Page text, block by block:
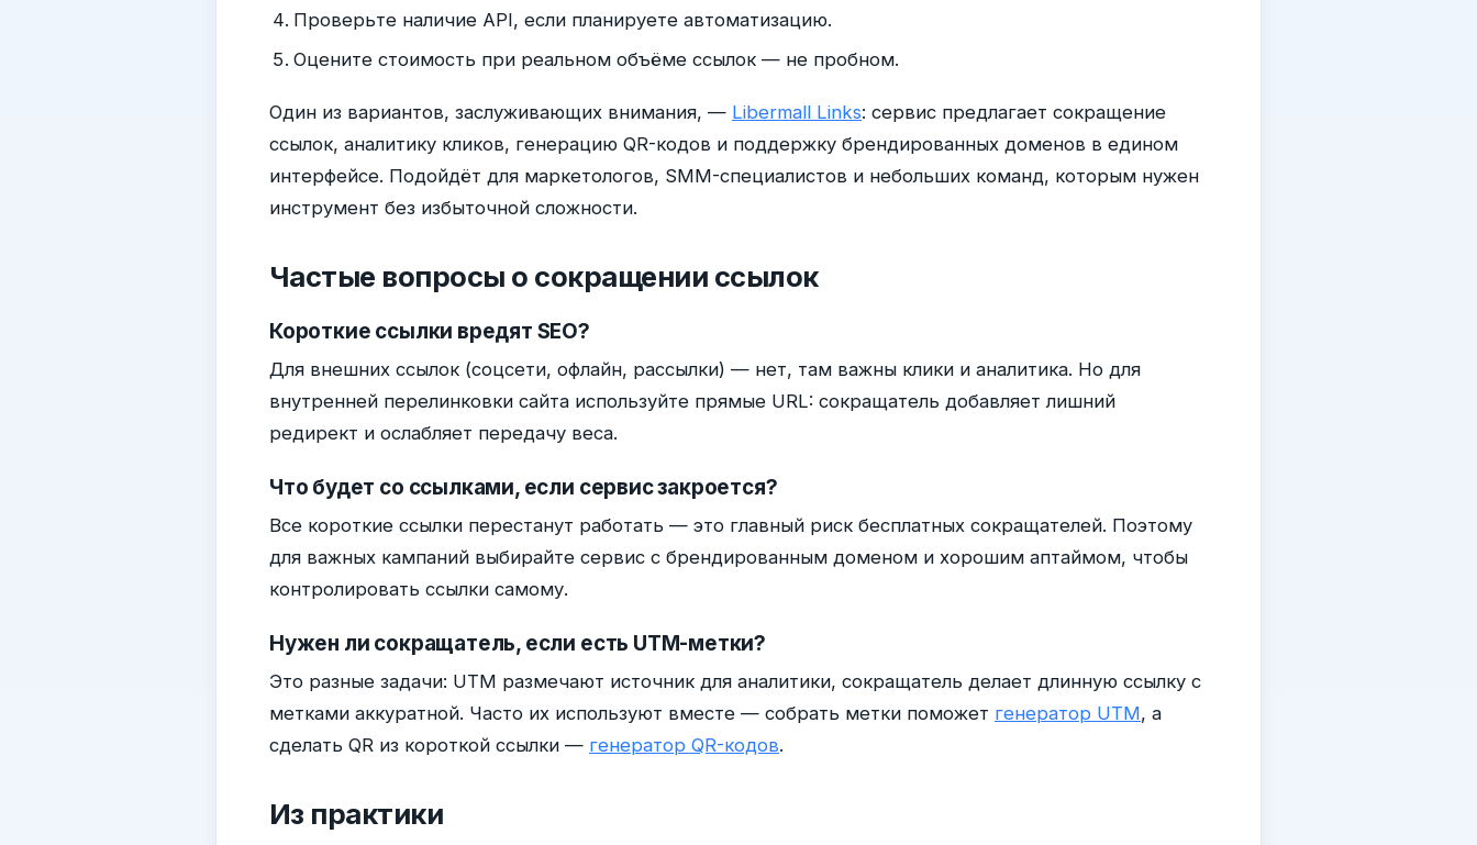
Проверьте наличие API, если планируете автоматизацию.
Оцените стоимость при реальном объёме ссылок — не пробном.
Один из вариантов, заслуживающих внимания, — Libermall Links: сервис предлагает сокращение
ссылок, аналитику кликов, генерацию QR-кодов и поддержку брендированных доменов в едином
интерфейсе. Подойдёт для маркетологов, SMM-специалистов и небольших команд, которым нужен
инструмент без избыточной сложности.
Частые вопросы о сокращении ссылок
Короткие ссылки вредят SEO?
Для внешних ссылок (соцсети, офлайн, рассылки) — нет, там важны клики и аналитика. Но для
внутренней перелинковки сайта используйте прямые URL: сокращатель добавляет лишний
редирект и ослабляет передачу веса.
Что будет со ссылками, если сервис закроется?
Все короткие ссылки перестанут работать — это главный риск бесплатных сокращателей. Поэтому
для важных кампаний выбирайте сервис с брендированным доменом и хорошим аптаймом, чтобы
контролировать ссылки самому.
Нужен ли сокращатель, если есть UTM-метки?
Это разные задачи: UTM размечают источник для аналитики, сокращатель делает длинную ссылку с
метками аккуратной. Часто их используют вместе — собрать метки поможет генератор UTM, а
сделать QR из короткой ссылки — генератор QR-кодов.
Из практики